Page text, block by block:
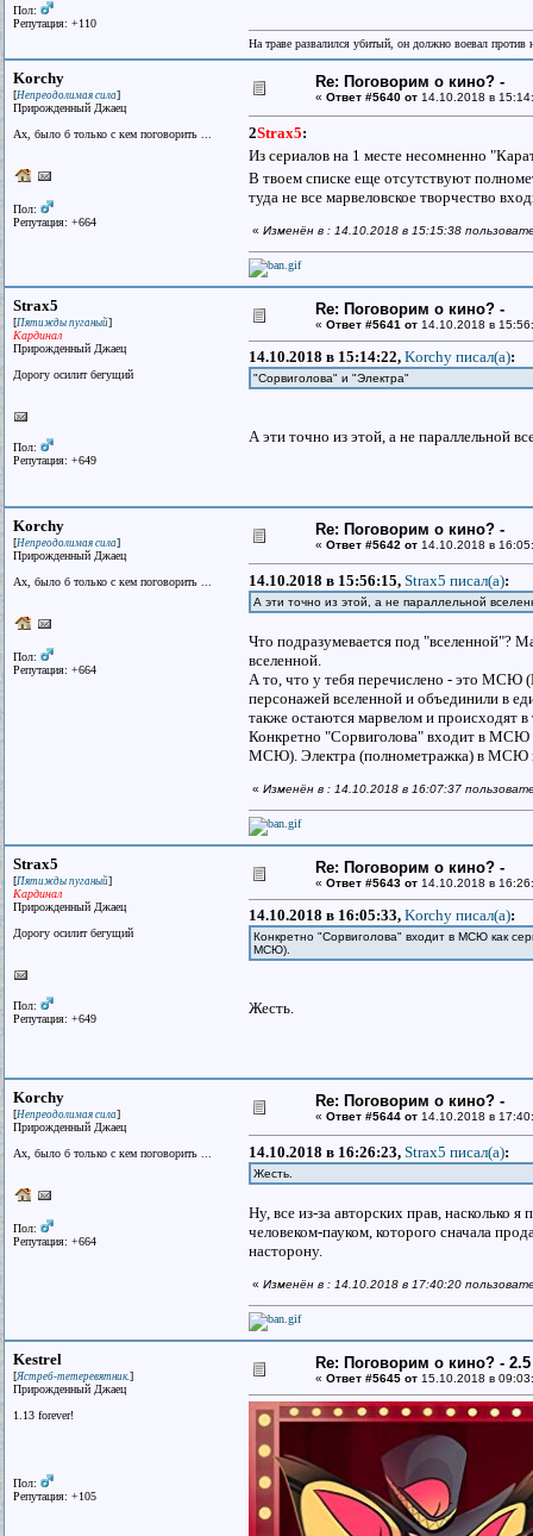
Пол:
Репутация: +110
На траве развалился убитый, он должно воевал
Korchy
[Непреодолимая сила]
Прирожденный Джаец
Ах, было б только с кем поговорить ...
Пол:
Репутация: +664
Re: Поговорим о кино? -
« Ответ #5640 от 14.10.2018 в
2Strax5:
Из сериалов на 1 месте несомненно
В твоем списке еще отсутствуют
туда не все марвеловское творчество
« Изменён в : 14.10.2018 в 15:15:38
Strax5
[Пятижды пуганый]
Кардинал
Прирожденный Джаец
Дорогу осилит бегущий
Пол:
Репутация: +649
Re: Поговорим о кино? -
« Ответ #5641 от 14.10.2018 в
14.10.2018 в 15:14:22, Korchy писал(a):
"Сорвиголова" и "Электра"
А эти точно из этой, а не параллельной
Korchy
[Непреодолимая сила]
Прирожденный Джаец
Ах, было б только с кем поговорить ...
Пол:
Репутация: +664
Re: Поговорим о кино? -
« Ответ #5642 от 14.10.2018 в
14.10.2018 в 15:56:15, Strax5 писал(a):
А эти точно из этой, а не параллельной
Что подразумевается под "вселенной"?
вселенной.
А то, что у тебя перечислено - это МСЮ
персонажей вселенной и объединили в
также остаются марвелом и происходят
Конкретно "Сорвиголова" входит в МСЮ
МСЮ). Электра (полнометражка) в МСЮ
« Изменён в : 14.10.2018 в 16:07:37
Strax5
[Пятижды пуганый]
Кардинал
Прирожденный Джаец
Дорогу осилит бегущий
Пол:
Репутация: +649
Re: Поговорим о кино? -
« Ответ #5643 от 14.10.2018 в
14.10.2018 в 16:05:33, Korchy писал(a):
Конкретно "Сорвиголова" входит в МСЮ как
МСЮ).
Жесть.
Korchy
[Непреодолимая сила]
Прирожденный Джаец
Ах, было б только с кем поговорить ...
Пол:
Репутация: +664
Re: Поговорим о кино? -
« Ответ #5644 от 14.10.2018 в
14.10.2018 в 16:26:23, Strax5 писал(a):
Жесть.
Ну, все из-за авторских прав,
человеком-пауком, которого сначала
насторону.
« Изменён в : 14.10.2018 в 17:40:20
Kestrel
[Ястреб-тетеревятник.]
Прирожденный Джаец
1.13 forever!
Пол:
Репутация: +105
Re: Поговорим о кино? - 2.5
« Ответ #5645 от 15.10.2018 в